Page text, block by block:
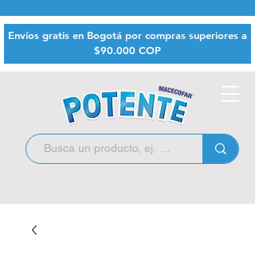
Envíos gratis en Bogotá por compras superiores a
$90.000 COP